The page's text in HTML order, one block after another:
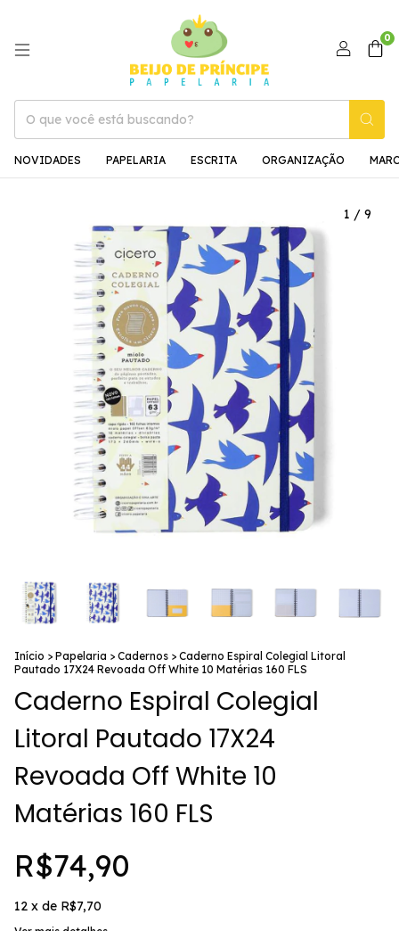
0
NOVIDADES PAPELARIA ESCRITA ORGANIZAÇÃO
1 / 9
Início > Papelaria > Cadernos > Caderno Espiral Colegial Litoral
Pautado 17X24 Revoada Off White 10 Matérias 160 FLS
Caderno Espiral Colegial
Litoral Pautado 17X24
Revoada Off White 10
Matérias 160 FLS
R$74,90
12 x de R$7,70